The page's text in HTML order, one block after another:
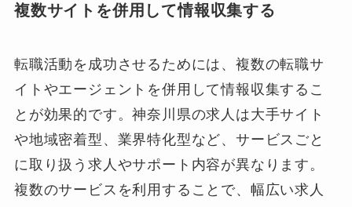
複数サイトを併用して情報収集する
転職活動を成功させるためには、複数の転職サ
イトやエージェントを併用して情報収集するこ
とが効果的です。神奈川県の求人は大手サイト
や地域密着型、業界特化型など、サービスごと
に取り扱う求人やサポート内容が異なります。
複数のサービスを利用することで、幅広い求人